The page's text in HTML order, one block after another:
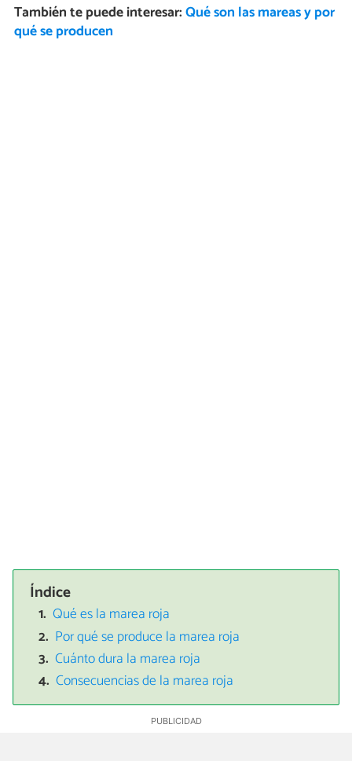
También te puede interesar:Qué son las mareas y por
qué se producen
Índice
Qué es la marea roja
Por qué se produce la marea roja
Cuánto dura la marea roja
Consecuencias de la marea roja